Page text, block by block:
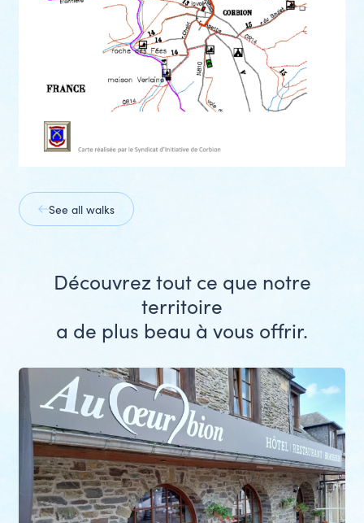
prev
slide
slide
See all walks
Découvrez tout ce que notre
territoire
a de plus beau à vous offrir.